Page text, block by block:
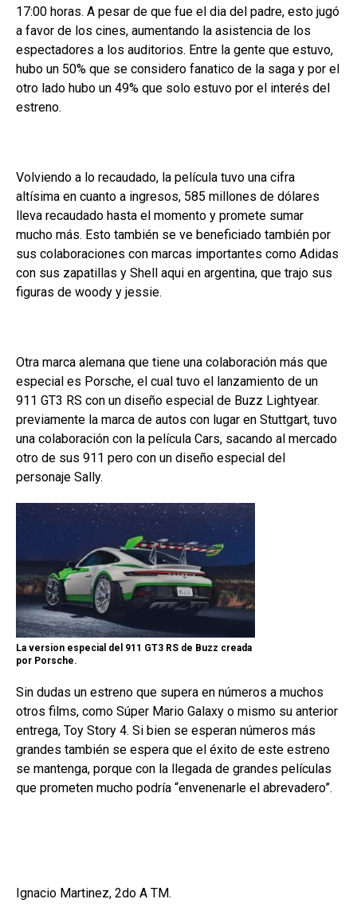
17:00 horas. A pesar de que fue el dia del padre, esto jugó
a favor de los cines, aumentando la asistencia de los
espectadores a los auditorios. Entre la gente que estuvo,
hubo un 50% que se considero fanatico de la saga y por el
otro lado hubo un 49% que solo estuvo por el interés del
estreno.
Volviendo a lo recaudado, la película tuvo una cifra
altísima en cuanto a ingresos, 585 millones de dólares
lleva recaudado hasta el momento y promete sumar
mucho más. Esto también se ve beneficiado también por
sus colaboraciones con marcas importantes como Adidas
con sus zapatillas y Shell aqui en argentina, que trajo sus
figuras de woody y jessie.
Otra marca alemana que tiene una colaboración más que
especial es Porsche, el cual tuvo el lanzamiento de un
911 GT3 RS con un diseño especial de Buzz Lightyear.
previamente la marca de autos con lugar en Stuttgart, tuvo
una colaboración con la película Cars, sacando al mercado
otro de sus 911 pero con un diseño especial del
personaje Sally.
La version especial del 911 GT3 RS de Buzz creada
por Porsche.
Sin dudas un estreno que supera en números a muchos
otros films, como Súper Mario Galaxy o mismo su anterior
entrega, Toy Story 4. Si bien se esperan números más
grandes también se espera que el éxito de este estreno
se mantenga, porque con la llegada de grandes películas
que prometen mucho podría “envenenarle el abrevadero”.
Ignacio Martinez, 2do A TM.